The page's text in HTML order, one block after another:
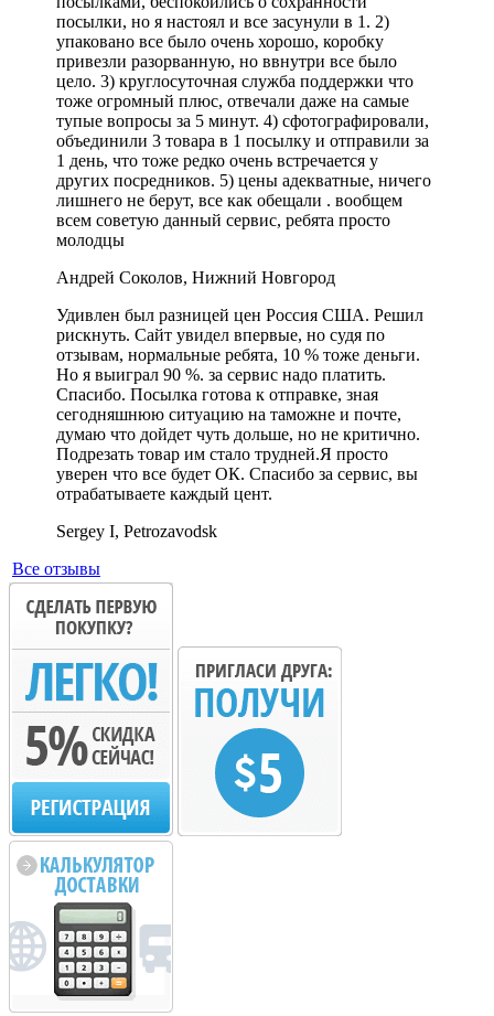
посылки, но я настоял и все засунули в 1. 2)
упаковано все было очень хорошо, коробку
привезли разорванную, но ввнутри все было
цело. 3) круглосуточная служба поддержки что
тоже огромный плюс, отвечали даже на самые
тупые вопросы за 5 минут. 4) сфотографировали,
объединили 3 товара в 1 посылку и отправили за
1 день, что тоже редко очень встречается у
других посредников. 5) цены адекватные, ничего
лишнего не берут, все как обещали . вообщем
всем советую данный сервис, ребята просто
молодцы
Андрей Соколов, Нижний Новгород
Удивлен был разницей цен Россия США. Решил
рискнуть. Сайт увидел впервые, но судя по
отзывам, нормальные ребята, 10 % тоже деньги.
Но я выиграл 90 %. за сервис надо платить.
Спасибо. Посылка готова к отправке, зная
сегодняшнюю ситуацию на таможне и почте,
думаю что дойдет чуть дольше, но не критично.
Подрезать товар им стало трудней.Я просто
уверен что все будет ОК. Спасибо за сервис, вы
отрабатываете каждый цент.
Sergey I, Petrozavodsk
Все отзывы